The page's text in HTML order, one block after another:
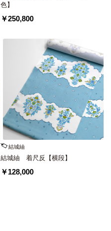
色】
￥250,800
結城紬
結城紬 着尺反【横段】
￥128,000